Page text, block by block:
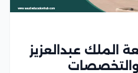
الملك عبدالعزيز
والتخصصات